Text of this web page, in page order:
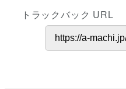
トラックバック URL